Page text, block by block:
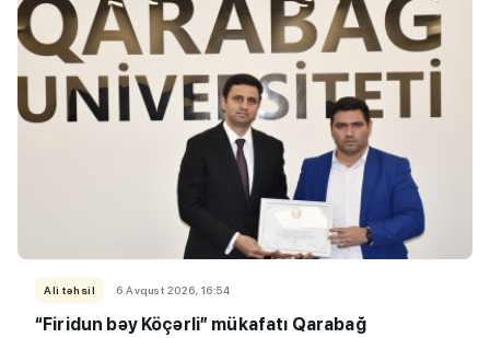
Ali təhsil 6 Avqust 2026, 16:54
“Firidun bəy Köçərli” mükafatı Qarabağ